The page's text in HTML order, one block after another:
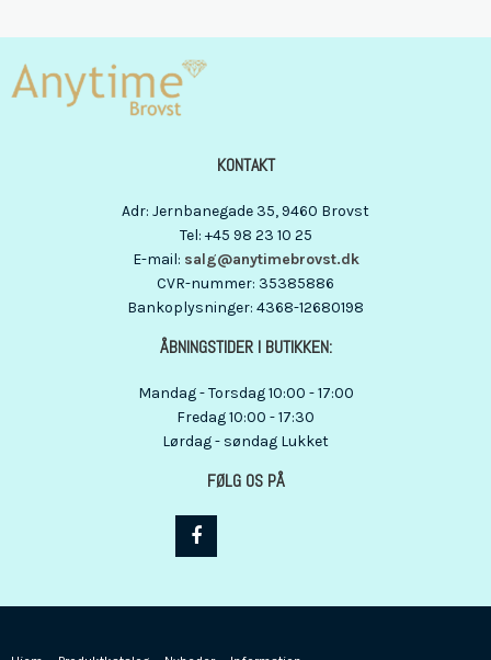
KONTAKT
Adr: Jernbanegade 35, 9460 Brovst
Tel: +45 98 23 10 25
E-mail: salg@anytimebrovst.dk
CVR-nummer: 35385886
Bankoplysninger: 4368-12680198
ÅBNINGSTIDER I BUTIKKEN:
Mandag - Torsdag 10:00 - 17:00
Fredag 10:00 - 17:30
Lørdag - søndag Lukket
FØLG OS PÅ